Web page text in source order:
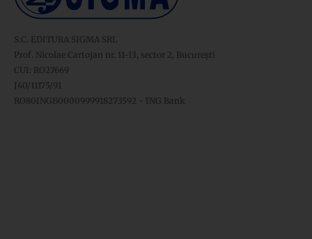
S.C. EDITURA SIGMA SRL
Prof. Nicolae Cartojan nr. 11-13, sector 2, București
CUI: RO27669
J40/11175/91
RO80INGB0000999918273592 - ING Bank